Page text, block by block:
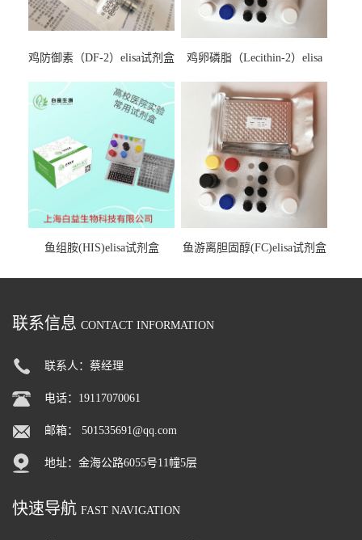
鸡防御素（DF-2）elisa试剂盒
鸡卵磷脂（Lecithin-2）elisa
鱼组胺(HIS)elisa试剂盒 鱼游离胆固醇(FC)elisa试剂盒
联系信息 CONTACT INFORMATION
联系人：蔡经理
电话：19117070061
邮箱： 501535691@qq.com
地址：金海公路6055号11幢5层
快速导航 FAST NAVIGATION